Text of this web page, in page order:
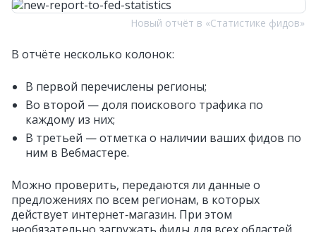
Новый отчёт в «Статистике фидов»
В отчёте несколько колонок:
В первой перечислены регионы;
Во второй — доля поискового трафика по
каждому из них;
В третьей — отметка о наличии ваших фидов по
ним в Вебмастере.
Можно проверить, передаются ли данные о
предложениях по всем регионам, в которых
действует интернет‑магазин. При этом